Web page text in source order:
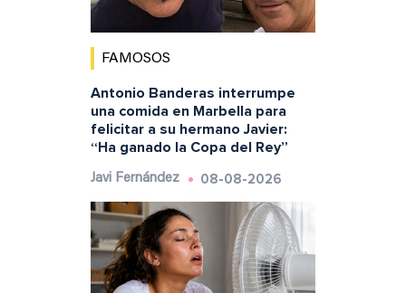
FAMOSOS
Antonio Banderas interrumpe
una comida en Marbella para
felicitar a su hermano Javier:
“Ha ganado la Copa del Rey”
Javi Fernández 08-08-2026